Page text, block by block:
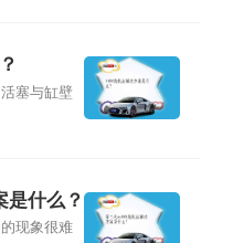
塞与缸壁
是什么？
现象很难